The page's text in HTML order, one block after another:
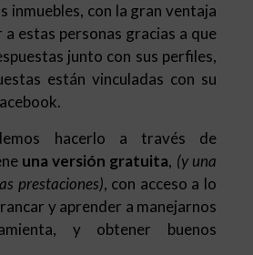
inmuebles, con la gran ventaja
estas personas gracias a que
junto con sus perfiles,
están vinculadas con su
hacerlo a través de
una versión gratuita, (y una
prestaciones), con acceso a lo
y aprender a manejarnos
y obtener buenos